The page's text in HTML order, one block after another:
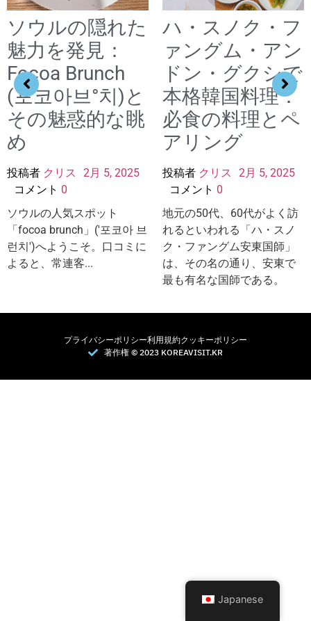
ソウルの隠れた
魅力を発見：
Focoa Brunch
(포코아브°치)と
その魅惑的な眺
め
投稿者 クリス
2月 5, 2025
コメント 0
ソウルの人気スポット
「focoa brunch」('포코아 브
런치')へようこそ。口コミに
よると、常連客...
ハ・スノク・フ
ァングム・アン
ドン・グクシで
本格韓国料理：
必食の料理とペ
アリング
投稿者 クリス
2月 5, 2025
コメント 0
地元の50代、60代がよく訪
れるといわれる「ハ・スノ
ク・ファングム安東国師」
は、その名の通り、安東で
最も有名な国師である。
プライバシーポリシー利用規約クッキーポリシー
著作権 © 2023 KOREAVISIT.KR
Japanese